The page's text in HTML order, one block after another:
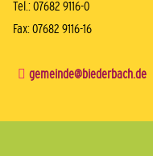
Tel.: 07682 9116-0
Fax: 07682 9116-16
gemeinde@biederbach.de